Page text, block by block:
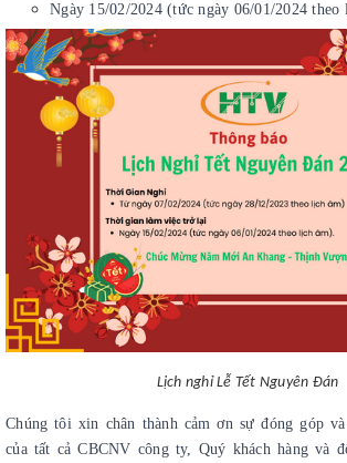
Ngày 15/02/2024 (tức ngày 06/01/2024 theo
Lịch nghỉ Lễ Tết Nguyên Đán
Chúng tôi xin chân thành cảm ơn sự đóng góp
của tất cả CBCNV công ty, Quý khách hàng và